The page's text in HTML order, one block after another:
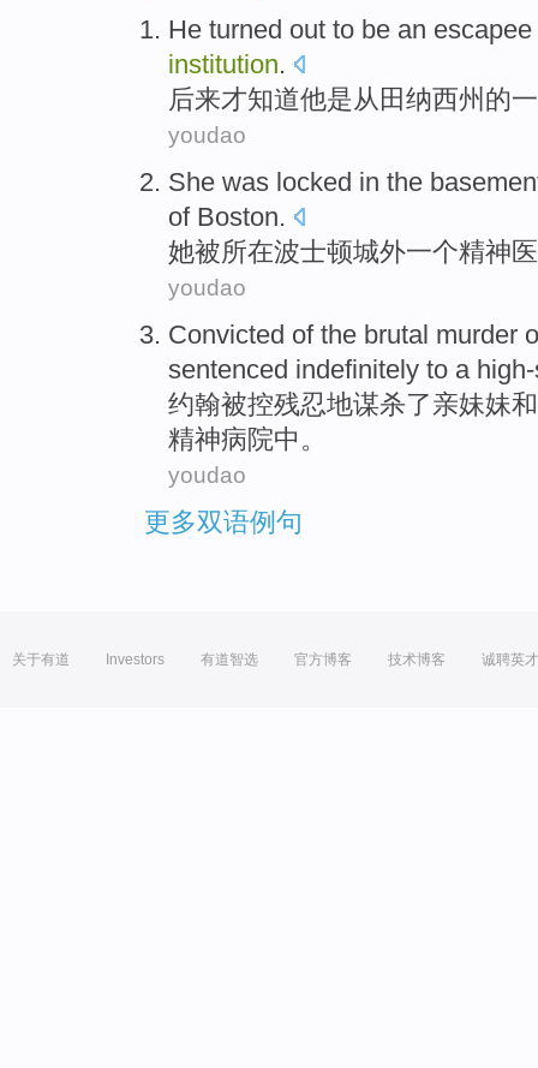
He turned out to be an escapee
institution.
后来才知道他是从 田纳西州 的
youdao
She was locked in the
of Boston.
她被所在波士顿城外一个精神
youdao
Convicted ofthe brutal murder
sentenced indefinitely to a
约翰被控残忍地谋杀了亲妹妹和
精神病院中。
youdao
更多双语例句
关于有道 Investors 有道智选 官方博客 技术博客 诚聘英才